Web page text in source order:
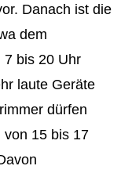
Danach ist die
dem
7 bis 20 Uhr
laute Geräte
dürfen
von 15 bis 17